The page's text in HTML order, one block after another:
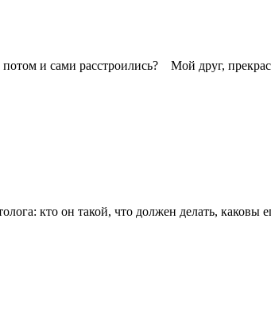
и сами расстроились? ⠀Мой друг,
кто он такой, что должен делать, каковы